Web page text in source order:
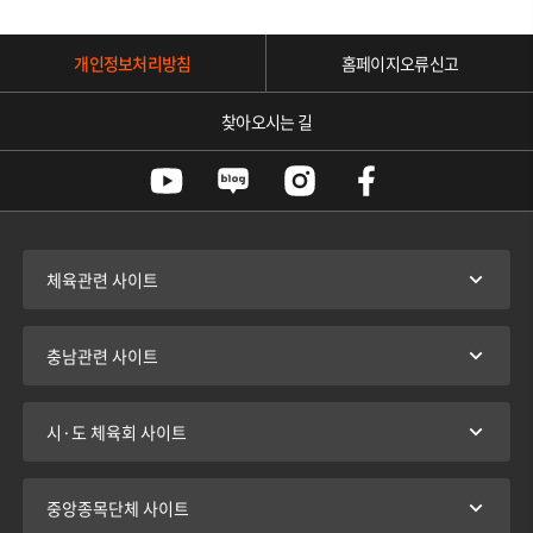
개인정보처리방침 홈페이지오류신고
찾아오시는 길
체육관련 사이트
충남관련 사이트
시·도 체육회 사이트
중앙종목단체 사이트